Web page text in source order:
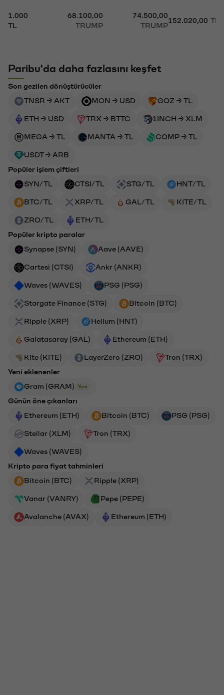
1.000
TL
68.100,00
TRUMP
74.500,00
TRUMP
152.020,00
Paribu'da daha fazlasını keşfet
Son gezilen dönüştürücüler
TNSR → AKT
MON → USD GOZ → TL
ETH → USD TRX → BTTC 1INCH → XLM
MEGA → TL MANTA → TL COMP → TL
USDT → ARB
Popüler işlem çiftleri
SYN/TL
CTSI/TL STG/TL HNT/TL
BTC/TL XRP/TL GAL/TL KITE/TL
ZRO/TL
ETH/TL
Popüler kripto paralar
Synapse (SYN)
Aave (AAVE)
Cartesi (CTSI) Ankr (ANKR)
Waves (WAVES) PSG (PSG)
Stargate Finance (STG) Bitcoin (BTC)
Ripple (XRP) Helium (HNT)
Galatasaray (GAL) Ethereum (ETH)
Kite (KITE) LayerZero (ZRO)
Tron (TRX)
Yeni eklenenler
Gram (GRAM)
Yeni
Günün öne çıkanları
Ethereum (ETH)
Bitcoin (BTC) PSG (PSG)
Stellar (XLM) Tron (TRX)
Waves (WAVES)
Kripto para fiyat tahminleri
Bitcoin (BTC)
Ripple (XRP)
Vanar (VANRY) Pepe (PEPE)
Avalanche (AVAX) Ethereum (ETH)